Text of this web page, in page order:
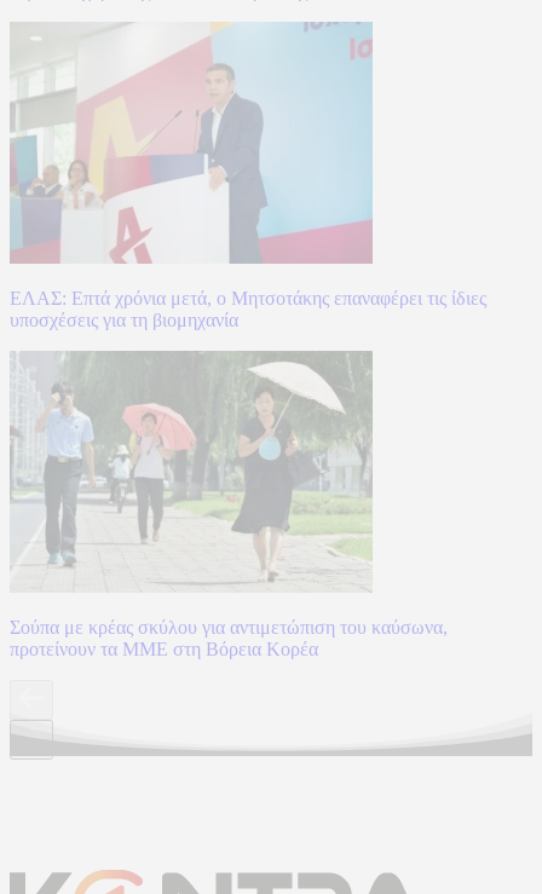
ΕΛΑΣ: Επτά χρόνια μετά, ο Μητσοτάκης επαναφέρει τις ίδιες
υποσχέσεις για τη βιομηχανία
Σούπα με κρέας σκύλου για αντιμετώπιση του καύσωνα,
προτείνουν τα ΜΜΕ στη Βόρεια Κορέα